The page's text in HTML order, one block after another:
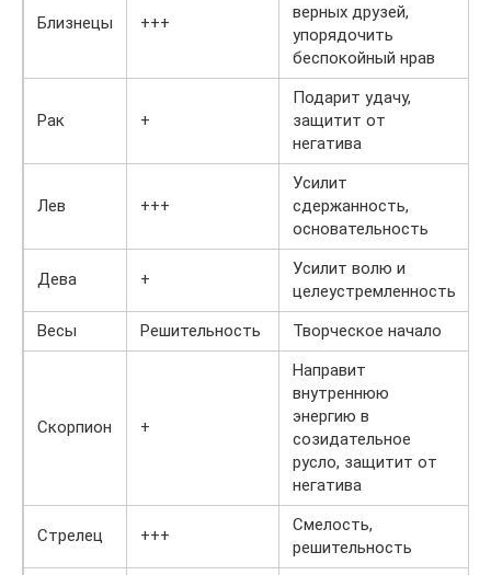
Близнецы +++
верных друзей,
упорядочить
беспокойный нрав
Рак +
Подарит удачу,
защитит от
негатива
Лев +++
Усилит
сдержанность,
основательность
Дева +
Усилит волю и
целеустремленность
Весы
Решительность Творческое начало
Скорпион +
Направит
внутреннюю
энергию в
созидательное
русло, защитит от
негатива
Стрелец +++
Смелость,
решительность